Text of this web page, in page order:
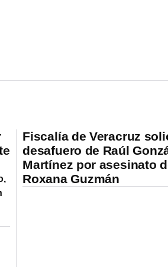
Fiscalía de Veracruz
desafuero de Raúl
Martínez por asesinato
Roxana Guzmán